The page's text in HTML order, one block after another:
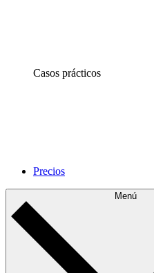
Casos prácticos
Precios
Menú